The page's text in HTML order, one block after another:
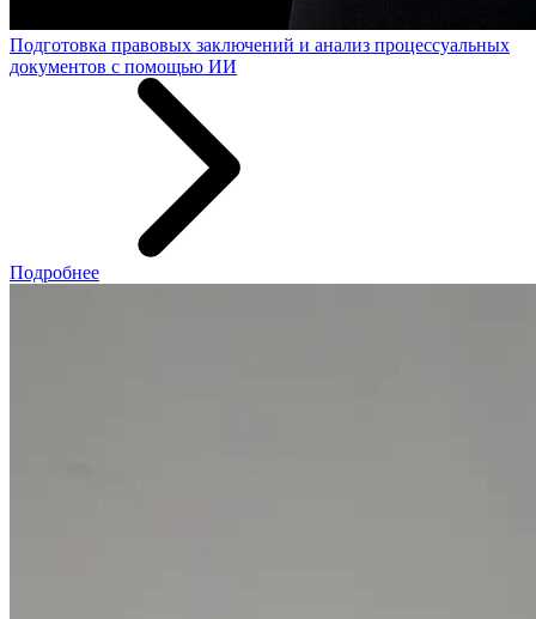
Подготовка правовых заключений и анализ процессуальных
документов с помощью ИИ
Подробнее